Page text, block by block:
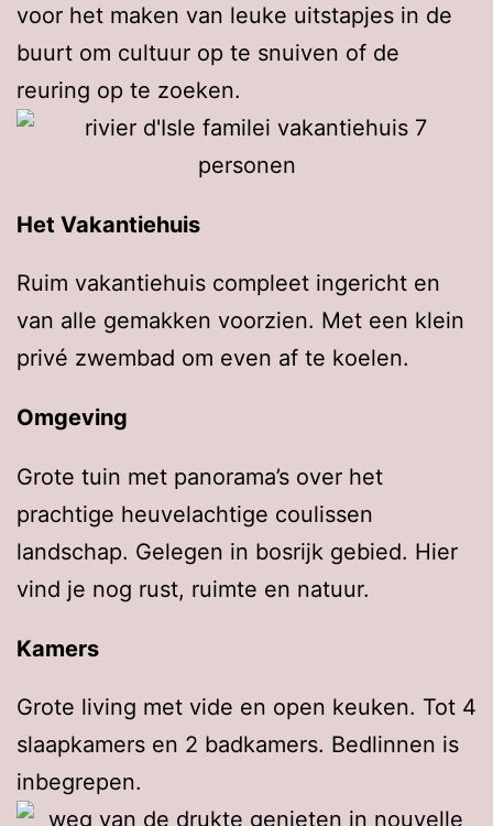
voor het maken van leuke uitstapjes in de
buurt om cultuur op te snuiven of de
reuring op te zoeken.
Het Vakantiehuis
Ruim vakantiehuis compleet ingericht en
van alle gemakken voorzien. Met een klein
privé zwembad om even af te koelen.
Omgeving
Grote tuin met panorama’s over het
prachtige heuvelachtige coulissen
landschap. Gelegen in bosrijk gebied. Hier
vind je nog rust, ruimte en natuur.
Kamers
Grote living met vide en open keuken. Tot 4
slaapkamers en 2 badkamers. Bedlinnen is
inbegrepen.